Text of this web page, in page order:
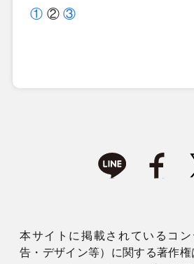
① ②③
本サイトに掲載されているコ
告・デザイン等）に関する著作